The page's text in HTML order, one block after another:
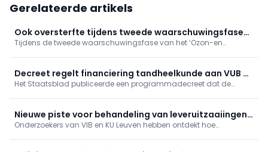
Gerelateerde artikels
Ook oversterfte tijdens tweede waarschuwingsfase
'Ozon- en hitteplan'
Tijdens de tweede waarschuwingsfase van het ‘Ozon-en
hoewel beperkter dan tijdens de hittegolf eind juni.
Decreet regelt financiering tandheelkunde aan VUB en
geneeskunde aan UHasselt
Het Staatsblad publiceerde een programmadecreet dat de
Nieuwe piste voor behandeling van leveruitzaaiingen
ontdekt
Onderzoekers van VIB en KU Leuven hebben ontdekt hoe